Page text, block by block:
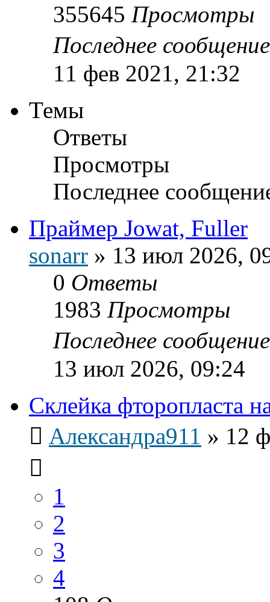
355645 Просмотры
Последнее
11 фев 2021, 21:32
Темы
Ответы
Просмотры
Последнее
Праймер Jowat, Fuller
sonarr » 13 июл 2026,
0 Ответы
1983 Просмотры
Последнее
13 июл 2026, 09:24
Склейка фторопласта
Александра911 » 12
1
2
3
4